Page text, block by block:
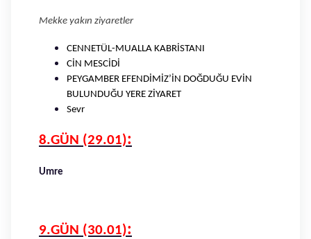
Mekke yakın ziyaretler
CENNETÜL-MUALLA KABRİSTANI
CİN MESCİDİ
PEYGAMBER EFENDİMİZ’İN DOĞDUĞU EVİN
BULUNDUĞU YERE ZİYARET
Sevr
8.GÜN (29.01):
Umre
9.GÜN (30.01):